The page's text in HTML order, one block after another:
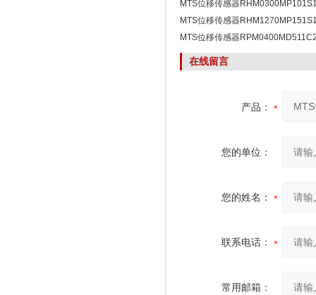
MTS位移传感器
正品
MTS位移传感器
口
MTS位移传感器
面
在线留言
产品：
您的单位：
您的姓名：
联系电话：
常用邮箱：